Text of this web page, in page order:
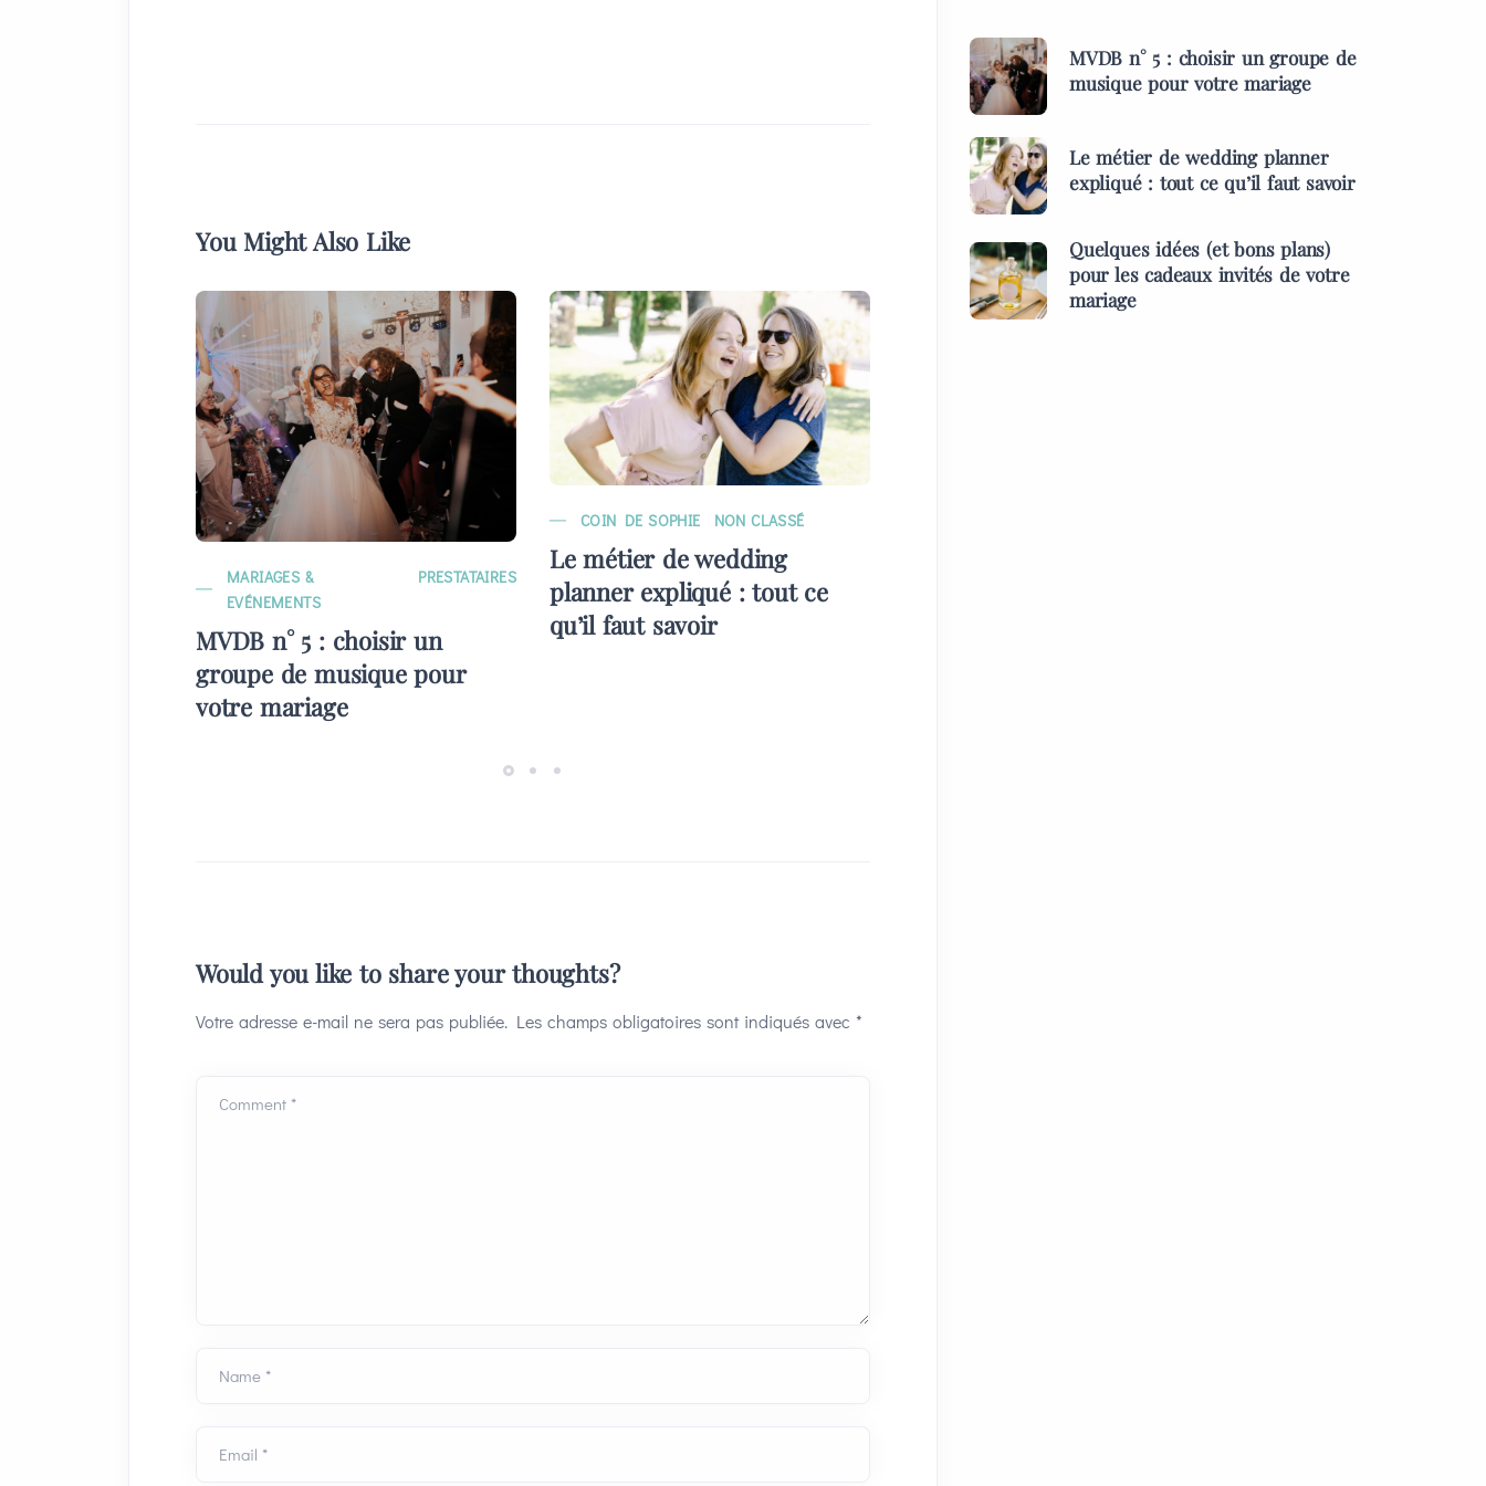
You Might Also Like
MARIAGES &
EVÉNEMENTS
PRESTATAIRES
MVDB n° 5 : choisir un
groupe de musique pour
votre mariage
COIN DE SOPHIE NON CLASSÉ
Le métier de wedding
planner expliqué : tout ce
qu’il faut savoir
Would you like to share your thoughts?
Votre adresse e-mail ne sera pas publiée. Les champs obligatoires sont indiqués avec *
Comment *
Name *
Email *
MVDB n° 5 : choisir un groupe de
musique pour votre mariage
Le métier de wedding planner
expliqué : tout ce qu’il faut savoir
Quelques idées (et bons plans)
pour les cadeaux invités de votre
mariage